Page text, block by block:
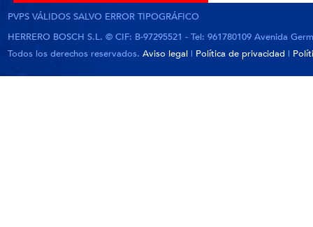
PVPS VÁLIDOS SALVO ERROR TIPOGRÁFICO
HERRERO BOSCH S.L. © CIF: B-97295521 - Tel: 961780109 Avenida
Todos los derechos reservados. Aviso legal | Política de privacidad |